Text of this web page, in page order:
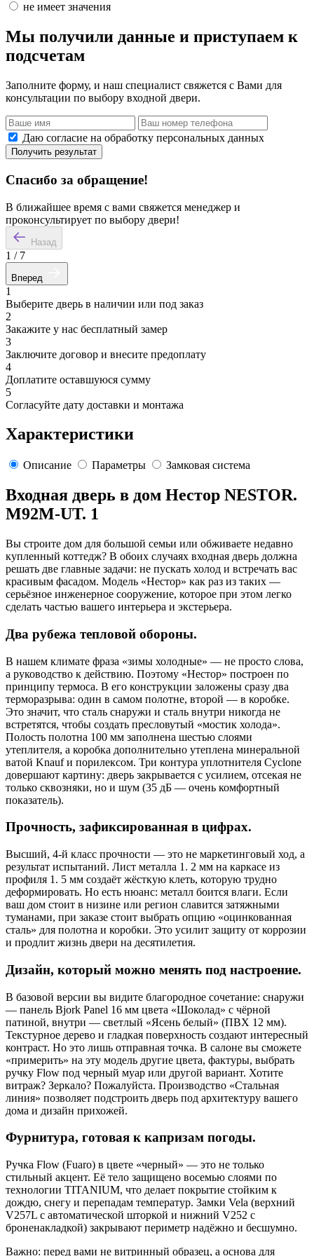
не имеет значения
Мы получили данные и приступаем к
подсчетам
Заполните форму, и наш специалист свяжется с Вами для
консультации по выбору входной двери.
Даю согласие на обработку персональных данных
Получить результат
Спасибо за обращение!
В ближайшее время с вами свяжется менеджер и
проконсультирует по выбору двери!
Назад
1 / 7
Вперед
1
Выберите дверь в наличии или под заказ
2
Закажите у нас бесплатный замер
3
Заключите договор и внесите предоплату
4
Доплатите оставшуюся сумму
5
Согласуйте дату доставки и монтажа
Характеристики
Описание Параметры Замковая система
Входная дверь в дом Нестор NESTOR.
M92M-UT. 1
Вы строите дом для большой семьи или обживаете недавно
купленный коттедж? В обоих случаях входная дверь должна
решать две главные задачи: не пускать холод и встречать вас
красивым фасадом. Модель «Нестор» как раз из таких —
серьёзное инженерное сооружение, которое при этом легко
сделать частью вашего интерьера и экстерьера.
Два рубежа тепловой обороны.
В нашем климате фраза «зимы холодные» — не просто слова,
а руководство к действию. Поэтому «Нестор» построен по
принципу термоса. В его конструкции заложены сразу два
терморазрыва: один в самом полотне, второй — в коробке.
Это значит, что сталь снаружи и сталь внутри никогда не
встретятся, чтобы создать пресловутый «мостик холода».
Полость полотна 100 мм заполнена шестью слоями
утеплителя, а коробка дополнительно утеплена минеральной
ватой Knauf и порилексом. Три контура уплотнителя Cyclone
довершают картину: дверь закрывается с усилием, отсекая не
только сквозняки, но и шум (35 дБ — очень комфортный
показатель).
Прочность, зафиксированная в цифрах.
Высший, 4-й класс прочности — это не маркетинговый ход, а
результат испытаний. Лист металла 1. 2 мм на каркасе из
профиля 1. 5 мм создаёт жёсткую клеть, которую трудно
деформировать. Но есть нюанс: металл боится влаги. Если
ваш дом стоит в низине или регион славится затяжными
туманами, при заказе стоит выбрать опцию «оцинкованная
сталь» для полотна и коробки. Это усилит защиту от коррозии
и продлит жизнь двери на десятилетия.
Дизайн, который можно менять под настроение.
В базовой версии вы видите благородное сочетание: снаружи
— панель Bjork Panel 16 мм цвета «Шоколад» с чёрной
патиной, внутри — светлый «Ясень белый» (ПВХ 12 мм).
Текстурное дерево и гладкая поверхность создают интересный
контраст. Но это лишь отправная точка. В салоне вы сможете
«примерить» на эту модель другие цвета, фактуры, выбрать
ручку Flow под черный муар или другой вариант. Хотите
витраж? Зеркало? Пожалуйста. Производство «Стальная
линия» позволяет подстроить дверь под архитектуру вашего
дома и дизайн прихожей.
Фурнитура, готовая к капризам погоды.
Ручка Flow (Fuaro) в цвете «черный» — это не только
стильный акцент. Её тело защищено восемью слоями по
технологии TITANIUM, что делает покрытие стойким к
дождю, снегу и перепадам температур. Замки Vela (верхний
V257L с автоматической шторкой и нижний V252 с
броненакладкой) закрывают периметр надёжно и бесшумно.
Важно: перед вами не витринный образец, а основа для